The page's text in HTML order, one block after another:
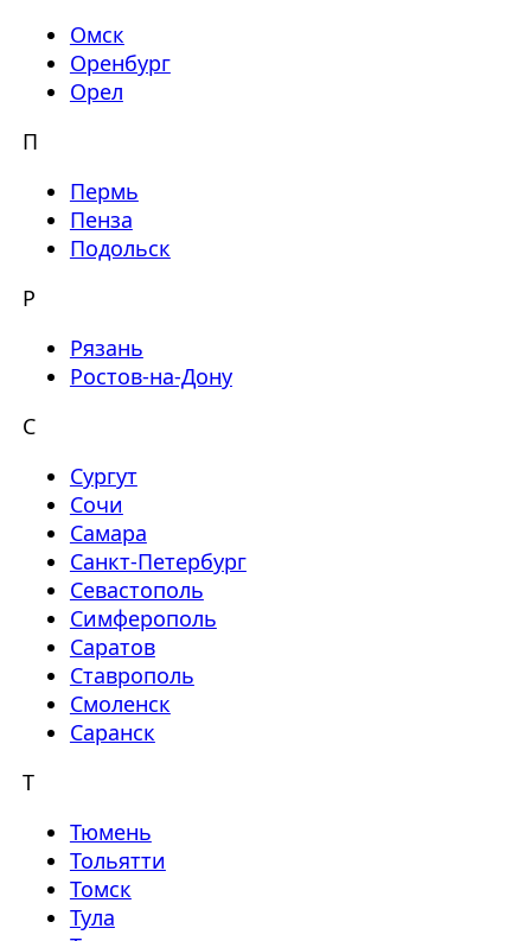
Омск
Оренбург
Орел
П
Пермь
Пенза
Подольск
Р
Рязань
Ростов-на-Дону
С
Сургут
Сочи
Самара
Санкт-Петербург
Севастополь
Симферополь
Саратов
Ставрополь
Смоленск
Саранск
Т
Тюмень
Тольятти
Томск
Тула